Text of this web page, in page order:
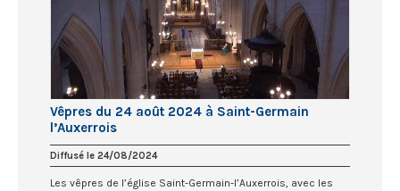
Vêpres du 24 août 2024 à Saint-Germain
l’Auxerrois
Diffusé le 24/08/2024
Les vêpres de l’église Saint-Germain-l’Auxerrois, avec les